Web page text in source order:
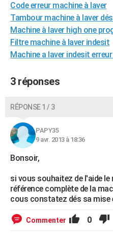
Alimentation
Guide de la santé
Maladies
Médicaments
Sommeil
VOYAGE
Destinations
City break
Voyage nature
Voyage de noces
Forum
Climat
+PHOTO
GUIDES D'ACHAT
BONS PLANS
Dictionnaire
Biographies
Citations
Expressions
Proverbes
PROGRAMME TV
COPAINS D'AVANT
S'inscrire
Se connecter
Lycées
Collèges
Primaires
Universités
Entreprises
Service militaire
Avis de recherche
AVIS DE DÉCÈS
FORUM
Bricolage
Lifestyle
Culture
Sport
Auto
Television
Voyage
Cinema
Code erreur machine à laver
Tambour machine à laver
Machine à laver high one
Filtre machine à laver indesit
Machine a laver indesit
3 réponses
RÉPONSE 1 / 3
PAPY35
9 avr. 2013 à 18:36
Bonsoir,
si vous souhaitez de l'aide
référence complète de la
cous constatez dés sa mise
Commenter 0